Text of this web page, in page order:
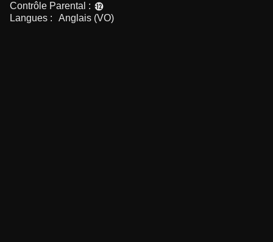
Contrôle Parental :
Langues :
Anglais (VO)